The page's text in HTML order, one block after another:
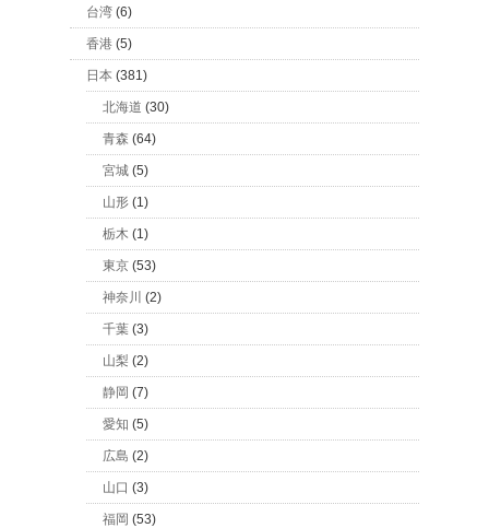
台湾 (6)
香港 (5)
日本 (381)
北海道 (30)
青森 (64)
宮城 (5)
山形 (1)
栃木 (1)
東京 (53)
神奈川 (2)
千葉 (3)
山梨 (2)
静岡 (7)
愛知 (5)
広島 (2)
山口 (3)
福岡 (53)